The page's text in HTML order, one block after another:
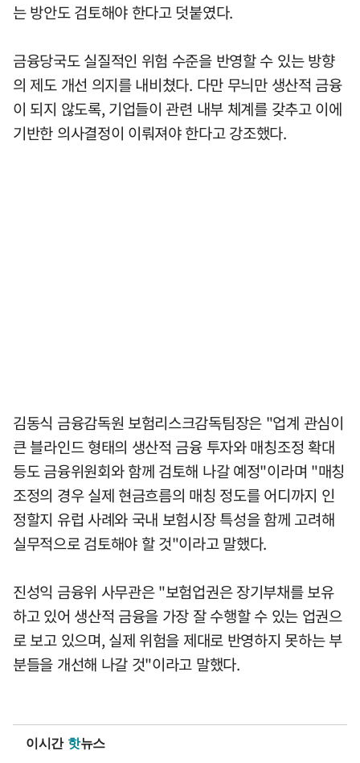
는 방안도 검토해야 한다고 덧붙였다.
금융당국도 실질적인 위험 수준을 반영할 수 있는 방향
의 제도 개선 의지를 내비쳤다. 다만 무늬만 생산적 금융
이 되지 않도록, 기업들이 관련 내부 체계를 갖추고 이에
기반한 의사결정이 이뤄져야 한다고 강조했다.
김동식 금융감독원 보험리스크감독팀장은 "업계 관심이
큰 블라인드 형태의 생산적 금융 투자와 매칭조정 확대
등도 금융위원회와 함께 검토해 나갈 예정"이라며 "매칭
조정의 경우 실제 현금흐름의 매칭 정도를 어디까지 인
정할지 유럽 사례와 국내 보험시장 특성을 함께 고려해
실무적으로 검토해야 할 것"이라고 말했다.
진성익 금융위 사무관은 "보험업권은 장기부채를 보유
하고 있어 생산적 금융을 가장 잘 수행할 수 있는 업권으
로 보고 있으며, 실제 위험을 제대로 반영하지 못하는 부
분들을 개선해 나갈 것"이라고 말했다.
이시간 핫뉴스